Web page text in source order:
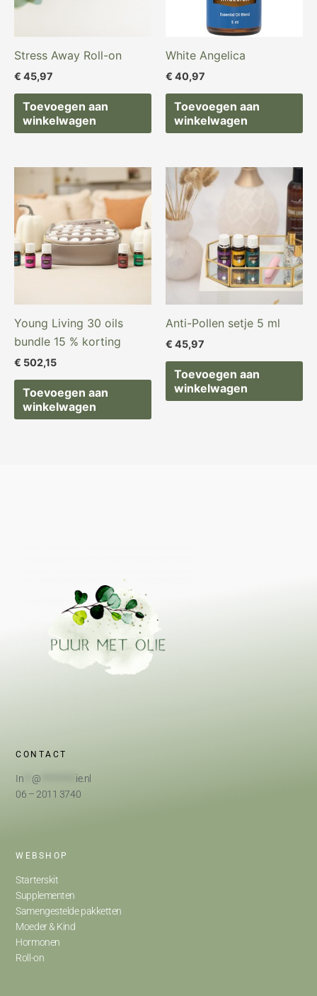
Stress Away Roll-on
€ 45,97
Toevoegen aan
winkelwagen
White Angelica
€ 40,97
Toevoegen aan
winkelwagen
Young Living 30 oils
bundle 15 % korting
€ 502,15
Toevoegen aan
winkelwagen
Anti-Pollen setje 5 ml
€ 45,97
Toevoegen aan
winkelwagen
CONTACT
In @
ie.nl
06 – 2011 3740
WEBSHOP
Starterskit
Supplementen
Samengestelde pakketten
Moeder & Kind
Hormonen
Roll-on